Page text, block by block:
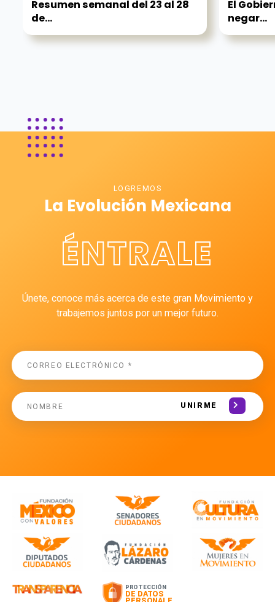
Resumen semanal del 23 al 28
de...
El
negar...
LOGREMOS
La Evolución Mexicana
ÉNTRALE
Únete, conoce más acerca de este gran Movimiento y
trabajemos juntos por un mejor futuro.
UNIRME